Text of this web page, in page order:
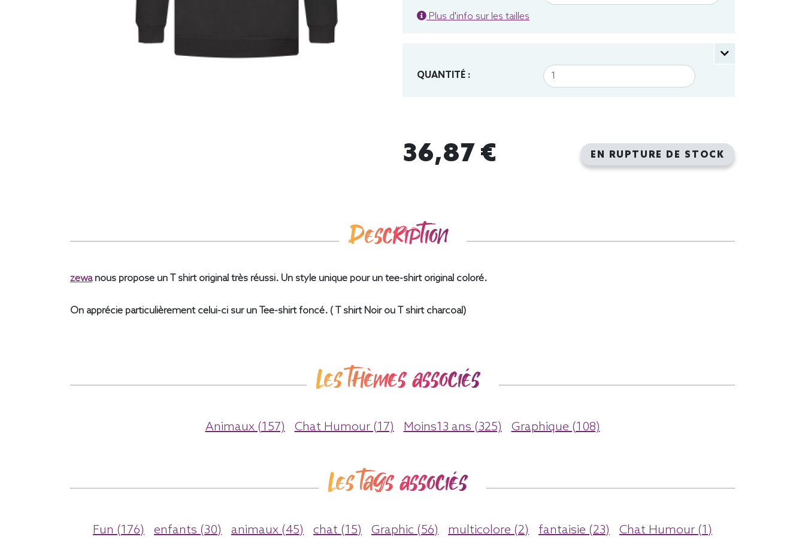
Plus d'info sur les tailles
QUANTITÉ :
36,87 € EN RUPTURE DE STOCK
Description
zewanous propose un T shirt original très réussi. Un style unique pour un tee-shirt original coloré.
On apprécie particulièrement celui-ci sur un Tee-shirt foncé. ( T shirt Noir ou T shirt charcoal)
Les thèmes associés
Animaux (157) Chat Humour (17) Moins13 ans (325) Graphique (108)
Les tags associés
Fun (176) enfants (30) animaux (45) chat (15) Graphic (56) multicolore (2) fantaisie (23)
Chat Humour (1)